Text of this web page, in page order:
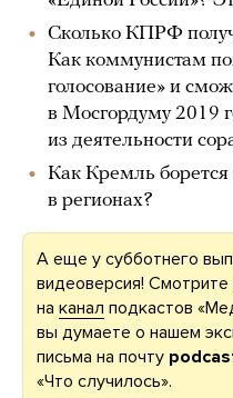
Сколько КПРФ
Как коммунистам
голосование» и
в Мосгордуму 2019
из деятельности
Как Кремль
в регионах?
А еще у субботнего
видеоверсия! Смотрите
на канал подкастов
вы думаете о нашем
письма на почту
«Что случилось».